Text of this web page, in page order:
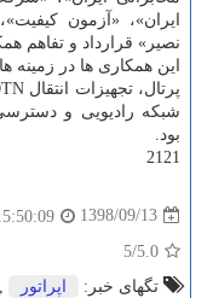
ایران»، «آزمون
نصیر» قرارداد و تفاهم
این همكاری ها در زمینه
پرتال، تجهیزات انتقال POTN،
بود.
2121
1398/09/13
5.0
/5
تگهای خبر:
اپراتور ,